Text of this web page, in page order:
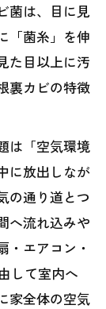
菌は、目に見
「菌糸」を伸
た目以上に汚
裏カビの特徴
は「空気環境
に放出しなが
の通り道とつ
へ流れ込みや
・エアコン・
して室内へ
家全体の空気